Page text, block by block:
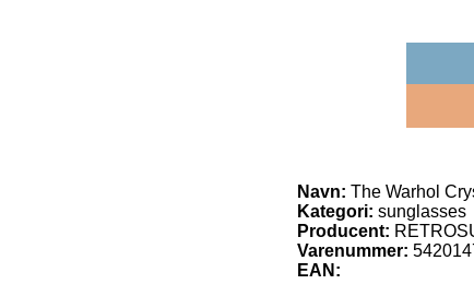
Navn: The Warhol
Kategori: sunglasses
Producent:
Varenummer:
EAN: